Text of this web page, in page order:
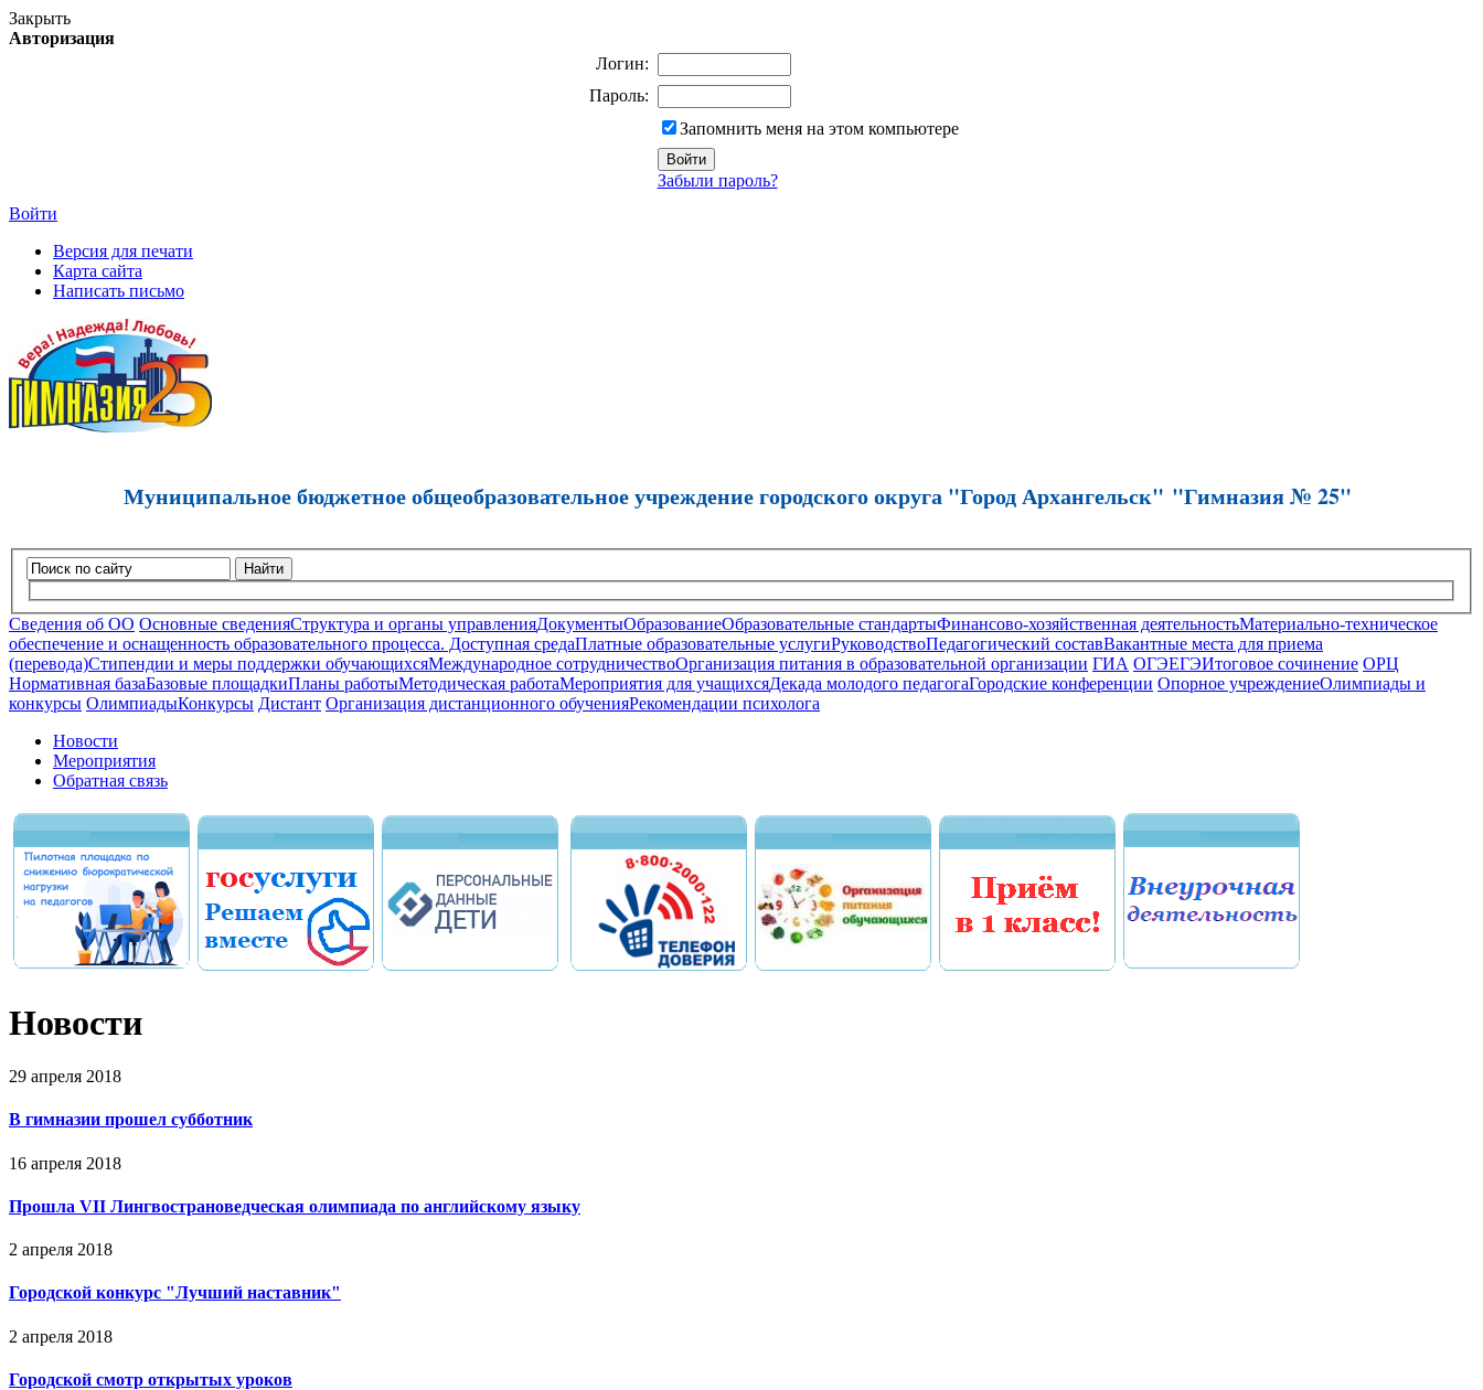
Закрыть
Авторизация
Логин:
Пароль:
Запомнить меня на этом компьютере
Забыли пароль?
Войти
Версия для печати
Карта сайта
Написать письмо
Муниципальное бюджетное общеобразовательное учреждение городского округа "Город Архангельск" "Гимназия № 25"
Найти
Сведения об ОО Основные сведенияСтруктура и органы управленияДокументыОбразованиеОбразовательные стандартыФинансово-хозяйственная деятельностьМатериально-техническое
обеспечение и оснащенность образовательного процесса. Доступная средаПлатные образовательные услугиРуководствоПедагогический составВакантные места для приема
(перевода)Стипендии и меры поддержки обучающихсяМеждународное сотрудничествоОрганизация питания в образовательной организации ГИА ОГЭЕГЭИтоговое сочинение ОРЦ
Нормативная базаБазовые площадкиПланы работыМетодическая работаМероприятия для учащихсяДекада молодого педагогаГородские конференции Опорное учреждениеОлимпиады и
конкурсы ОлимпиадыКонкурсы Дистант Организация дистанционного обученияРекомендации психолога
Новости
Мероприятия
Обратная связь
Новости
29 апреля 2018
В гимназии прошел субботник
16 апреля 2018
Прошла VII Лингвострановедческая олимпиада по английскому языку
2 апреля 2018
Городской конкурс "Лучший наставник"
2 апреля 2018
Городской смотр открытых уроков